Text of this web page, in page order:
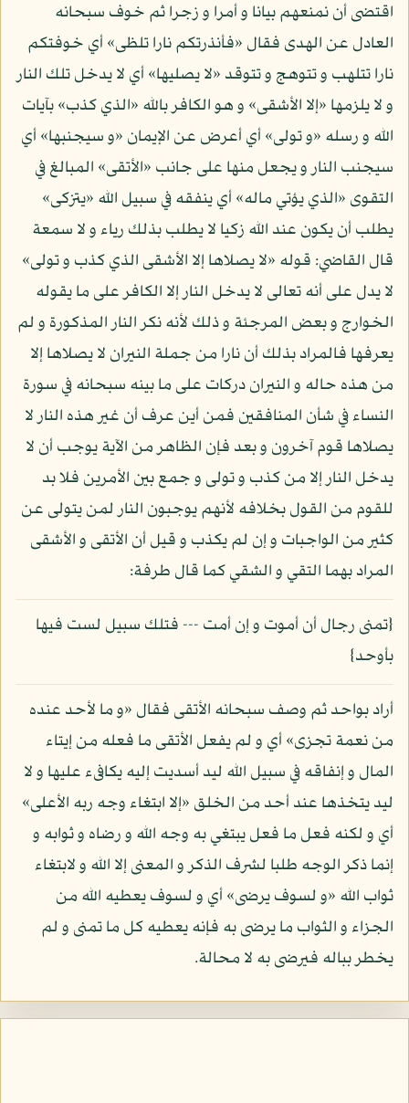
اقتضى أن نمنعهم بيانا و أمرا و زجرا ثم خوف سبحانه
العادل عن الهدى فقال «فأنذرتكم نارا تلظى» أي خوفتكم
نارا تتلهب و تتوهج و تتوقد «لا يصليها» أي لا يدخل تلك النار
و لا يلزمها «إلا الأشقى» و هو الكافر بالله «الذي كذب» بآيات
الله و رسله «و تولى» أي أعرض عن الإيمان «و سيجنبها» أي
سيجنب النار و يجعل منها على جانب «الأتقى» المبالغ في
التقوى «الذي يؤتي ماله» أي ينفقه في سبيل الله «يتزكى»
يطلب أن يكون عند الله زكيا لا يطلب بذلك رياء و لا سمعة
قال القاضي: قوله «لا يصلاها إلا الأشقى الذي كذب و تولى»
لا يدل على أنه تعالى لا يدخل النار إلا الكافر على ما يقوله
الخوارج و بعض المرجئة و ذلك لأنه نكر النار المذكورة و لم
يعرفها فالمراد بذلك أن نارا من جملة النيران لا يصلاها إلا
من هذه حاله و النيران دركات على ما بينه سبحانه في سورة
النساء في شأن المنافقين فمن أين عرف أن غير هذه النار لا
يصلاها قوم آخرون و بعد فإن الظاهر من الآية يوجب أن لا
يدخل النار إلا من كذب و تولى و جمع بين الأمرين فلا بد
للقوم من القول بخلافه لأنهم يوجبون النار لمن يتولى عن
كثير من الواجبات و إن لم يكذب و قيل أن الأتقى و الأشقى
المراد بهما التقي و الشقي كما قال طرفة:
{تمنى رجال أن أموت و إن أمت --- فتلك سبيل لست فيها
بأوحد}
أراد بواحد ثم وصف سبحانه الأتقى فقال «و ما لأحد عنده
من نعمة تجزى» أي و لم يفعل الأتقى ما فعله من إيتاء
المال و إنفاقه في سبيل الله ليد أسديت إليه يكافىء عليها و لا
ليد يتخذها عند أحد من الخلق «إلا ابتغاء وجه ربه الأعلى»
أي و لكنه فعل ما فعل يبتغي به وجه الله و رضاه و ثوابه و
إنما ذكر الوجه طلبا لشرف الذكر و المعنى إلا الله و لابتغاء
ثواب الله «و لسوف يرضى» أي و لسوف يعطيه الله من
الجزاء و الثواب ما يرضى به فإنه يعطيه كل ما تمنى و لم
يخطر بباله فيرضى به لا محالة.